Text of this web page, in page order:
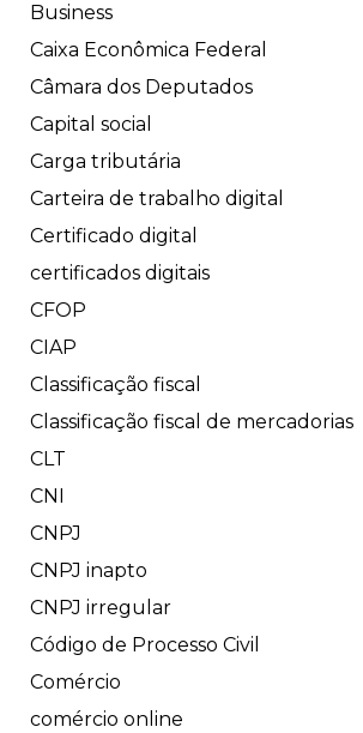
Business
Caixa Econômica Federal
Câmara dos Deputados
Capital social
Carga tributária
Carteira de trabalho digital
Certificado digital
certificados digitais
CFOP
CIAP
Classificação fiscal
Classificação fiscal de mercadorias
CLT
CNI
CNPJ
CNPJ inapto
CNPJ irregular
Código de Processo Civil
Comércio
comércio online